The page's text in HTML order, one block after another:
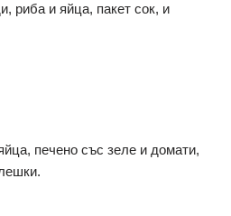
риба и яйца, пакет сок, и
печено със зеле и домати,